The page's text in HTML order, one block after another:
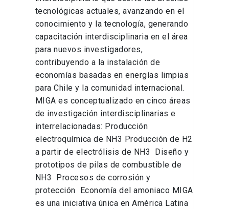
tecnológicas actuales, avanzando en el
conocimiento y la tecnología, generando
capacitación interdisciplinaria en el área
para nuevos investigadores,
contribuyendo a la instalación de
economías basadas en energías limpias
para Chile y la comunidad internacional.
MIGA es conceptualizado en cinco áreas
de investigación interdisciplinarias e
interrelacionadas: Producción
electroquímica de NH3 Producción de H2
a partir de electrólisis de NH3 Diseño y
prototipos de pilas de combustible de
NH3 Procesos de corrosión y
protección Economía del amoniaco MIGA
es una iniciativa única en América Latina